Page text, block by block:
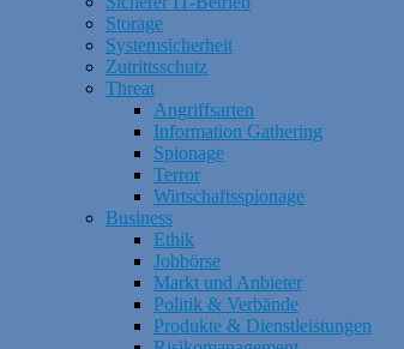
Storage
Systemsicherheit
Zutrittsschutz
Threat
Angriffsarten
Information Gathering
Spionage
Terror
Wirtschaftsspionage
Business
Ethik
Jobbörse
Markt und Anbieter
Politik & Verbände
Produkte & Dienstleistungen